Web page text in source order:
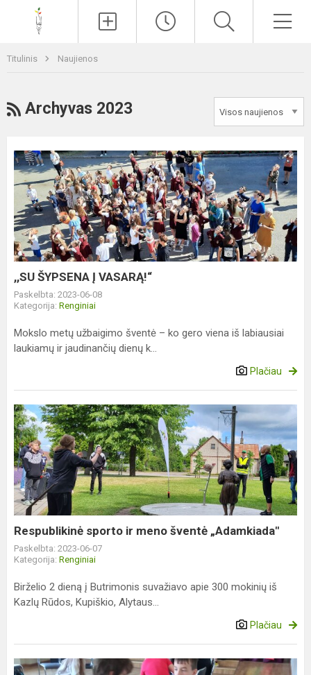
Titulinis Naujienos
RSS
Archyvas 2023
,,SU
ŠYPSENA
VASARĄ!“
,,SU ŠYPSENA Į VASARĄ!“
Paskelbta: 2023-06-08
Kategorija: Renginiai
Mokslo metų užbaigimo šventė – ko gero viena iš labiausiai
laukiamų ir jaudinančių dienų k...
Plačiau
Respublikinė
sporto
ir
meno
šventė
„Adamkiada"
Respublikinė sporto ir meno šventė „Adamkiada"
Paskelbta: 2023-06-07
Kategorija: Renginiai
Birželio 2 dieną į Butrimonis suvažiavo apie 300 mokinių iš
Kazlų Rūdos, Kupiškio, Alytaus...
Plačiau
Bendradarbiavimo